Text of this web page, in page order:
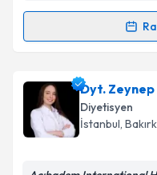
kapsamda
Randevu
Fzt. Fatma Merve
oluşturun. Size bu
takvim
Dyt.
Diyetisyen
İstanbul,